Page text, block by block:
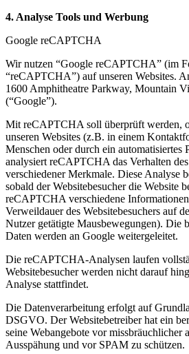
4. Analyse Tools und Werbung
Google reCAPTCHA
Wir nutzen “Google reCAPTCHA” (im
“reCAPTCHA”) auf unseren Websites.
1600 Amphitheatre Parkway, Mountain
(“Google”).
Mit reCAPTCHA soll überprüft werden,
unseren Websites (z.B. in einem
Menschen oder durch ein automatisiertes
analysiert reCAPTCHA das Verhalten
verschiedener Merkmale. Diese Analyse
sobald der Websitebesucher die Website
reCAPTCHA verschiedene
Verweildauer des Websitebesuchers auf
Nutzer getätigte Mausbewegungen). Die
Daten werden an Google weitergeleitet.
Die reCAPTCHA-Analysen laufen
Websitebesucher werden nicht darauf
Analyse stattfindet.
Die Datenverarbeitung erfolgt auf
DSGVO. Der Websitebetreiber hat ein
seine Webangebote vor missbräuchlicher
Ausspähung und vor SPAM zu schützen.